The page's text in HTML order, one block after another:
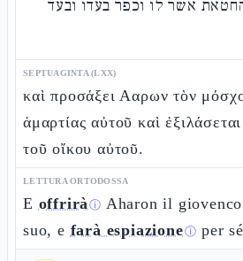
אשר לו וכפר בעדו ובעד
SEPTUAGINTA (LXX)
καὶ προσάξει Ααρων τὸν
ἁμαρτίας αὐτοῦ καὶ
τοῦ οἴκου αὐτοῦ.
LETTURA ORTODOSSA
E offriràⓘ Aharon il
suo, e farà espiazioneⓘ per